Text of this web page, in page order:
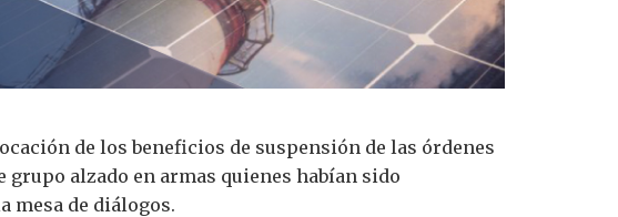
de los beneficios de suspensión de las órdenes
grupo alzado en armas quienes habían sido
mesa de diálogos.